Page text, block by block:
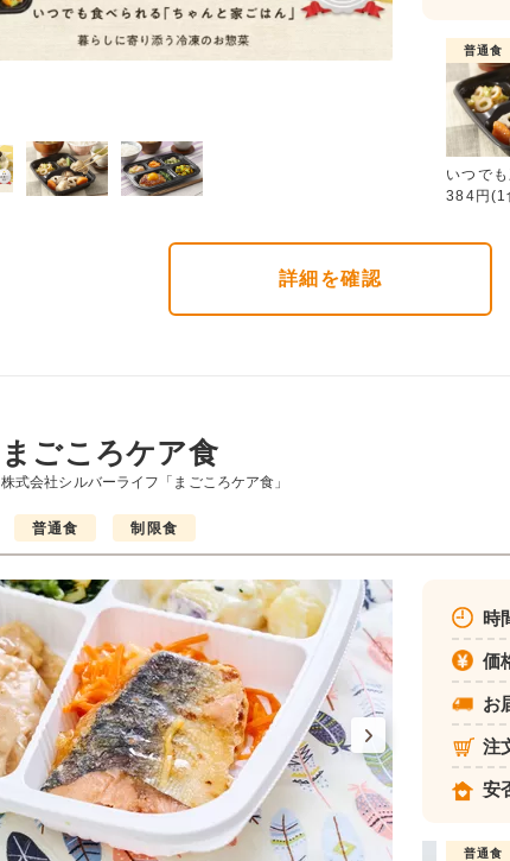
普通食
いつで
384円(1
詳細 を確認
まごころケア食
株式会社シルバーライフ「まごころケア食」
普通食 制限食
時
価
お
注
安
制限食 制限食 普通食